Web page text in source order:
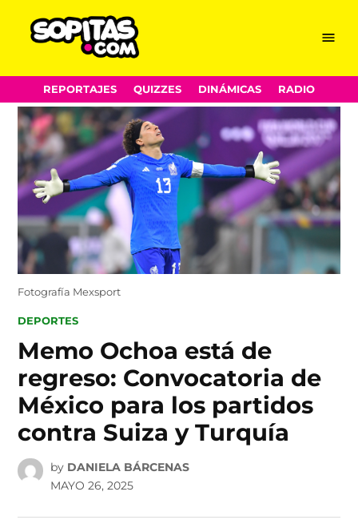
Skip
to
content
Menu
REPORTAJES QUIZZES DINÁMICAS RADIO
Fotografía Mexsport
POSTED
DEPORTES
Memo Ochoa está de
regreso: Convocatoria de
México para los partidos
contra Suiza y Turquía
by DANIELA BÁRCENAS
MAYO 26, 2025